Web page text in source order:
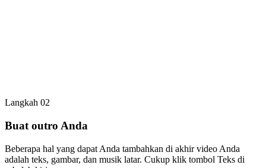
Langkah 02
Buat outro Anda
Beberapa hal yang dapat Anda tambahkan di akhir video Anda
adalah teks, gambar, dan musik latar. Cukup klik tombol Teks di